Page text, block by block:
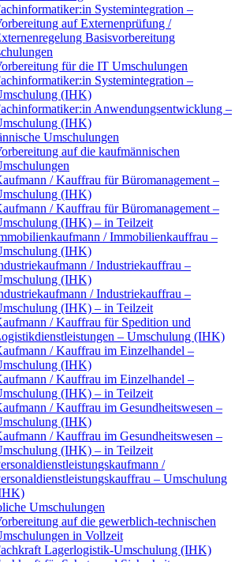
Systemintegration –
auf Externenprüfung /
Basisvorbereitung
für die IT Umschulungen
Systemintegration –
(IHK)
Anwendungsentwicklung –
(IHK)
Umschulungen
auf die kaufmännischen
/ Kauffrau für Büromanagement –
(IHK)
/ Kauffrau für Büromanagement –
(IHK) – in Teilzeit
/ Immobilienkauffrau –
(IHK)
/ Industriekauffrau –
(IHK)
/ Industriekauffrau –
(IHK) – in Teilzeit
/ Kauffrau für Spedition und
– Umschulung (IHK)
/ Kauffrau im Einzelhandel –
(IHK)
/ Kauffrau im Einzelhandel –
(IHK) – in Teilzeit
/ Kauffrau im Gesundheitswesen –
(IHK)
/ Kauffrau im Gesundheitswesen –
(IHK) – in Teilzeit
/
– Umschulung
Umschulungen
auf die gewerblich-technischen
in Vollzeit
Lagerlogistik-Umschulung (IHK)